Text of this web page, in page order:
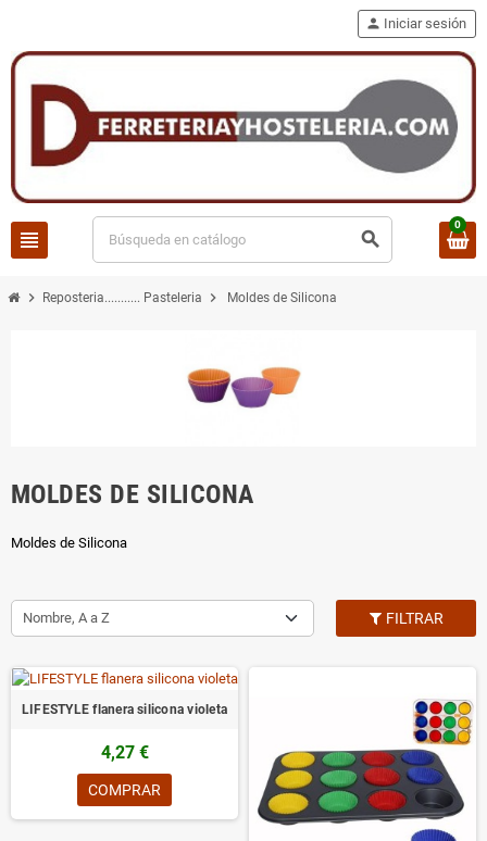
view_headline search
person Iniciar sesión
0
chevron_right Reposteria........... Pasteleria chevron_right Moldes de Silicona
MOLDES DE SILICONA
Moldes de Silicona
Nombre, A a Z FILTRAR
LIFESTYLE flanera silicona violeta
4,27 €
COMPRAR